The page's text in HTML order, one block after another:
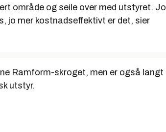
område og seile over med utstyret. Jo
jo mer kostnadseffektivt er det, sier
Ramform-skroget, men er også langt
utstyr.